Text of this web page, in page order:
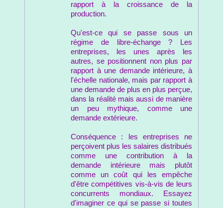
rapport à la croissance de la
production.
Qu'est-ce qui se passe sous un
régime de libre-échange ? Les
entreprises, les unes après les
autres, se positionnent non plus par
rapport à une demande intérieure, à
l'échelle nationale, mais par rapport à
une demande de plus en plus perçue,
dans la réalité mais aussi de manière
un peu mythique, comme une
demande extérieure.
Conséquence : les entreprises ne
perçoivent plus les salaires distribués
comme une contribution à la
demande intérieure mais plutôt
comme un coût qui les empêche
d'être compétitives vis-à-vis de leurs
concurrents mondiaux. Essayez
d'imaginer ce qui se passe si toutes